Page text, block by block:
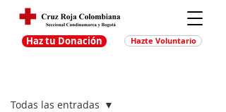
Haz tu Donación Hazte Voluntario
Todas las entradas